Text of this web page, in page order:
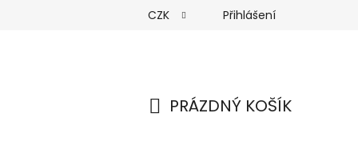
CZK Přihlášení
PRÁZDNÝ KOŠÍK